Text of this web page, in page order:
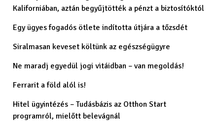
Kaliforniában, aztán begyűjtötték a pénzt a biztosítóktól
Egy ügyes fogadós ötlete indította útjára a tőzsdét
Siralmasan keveset költünk az egészségügyre
Ne maradj egyedül jogi vitáidban – van megoldás!
Ferrarit a föld alól is!
Hitel ügyintézés – Tudásbázis az Otthon Start
programról, mielőtt belevágnál